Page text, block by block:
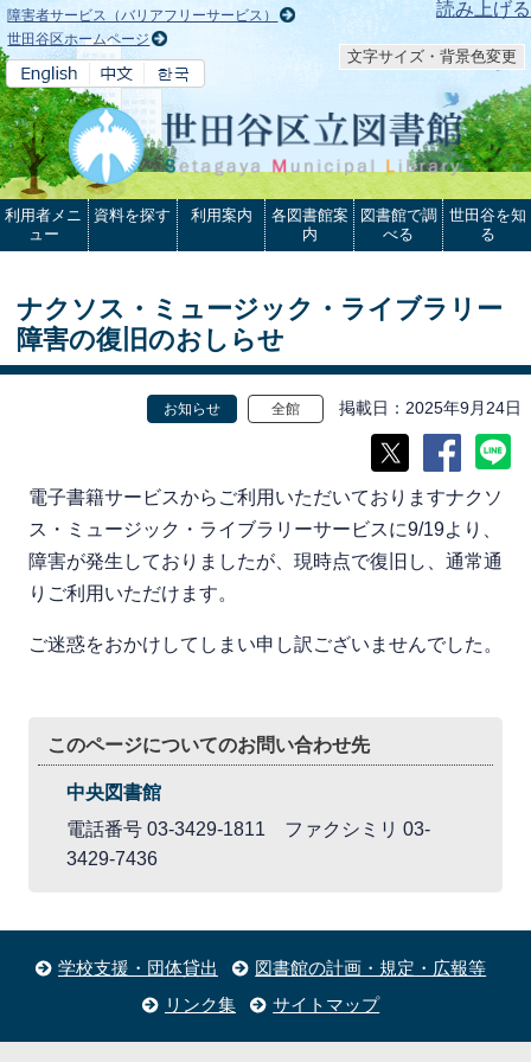
本文へ 読み上げる
障害者サービス（バリアフリーサービス）
世田谷区ホームページ
文字サイズ・背景色変更
利用者メニ
ュー
資料を探す 利用案内
各図書館案
内
図書館で調
べる
世田谷を知
る
ナクソス・ミュージック・ライブラリー
障害の復旧のおしらせ
お知らせ 全館 掲載日 2025年9月24日
電子書籍サービスからご利用いただいておりますナクソ
ス・ミュージック・ライブラリーサービスに9/19より、
障害が発生しておりましたが、現時点で復旧し、通常通
りご利用いただけます。
ご迷惑をおかけしてしまい申し訳ございませんでした。
このページについてのお問い合わせ先
中央図書館
電話番号 03-3429-1811 ファクシミリ 03-
3429-7436
学校支援・団体貸出
図書館の計画・規定・広報等
リンク集
サイトマップ